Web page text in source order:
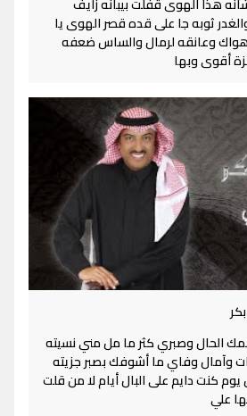
ثوبه جا على قده قصر الهوى يا
وعانقه لرمال والساس ضعفه
أقوى وبها
الحال وصبري كثر ما مل مني نسيته
وآمال وفاي ما أشوفك بصبر جزيته
كنت دايم على البال أيام لا من قلت
علي